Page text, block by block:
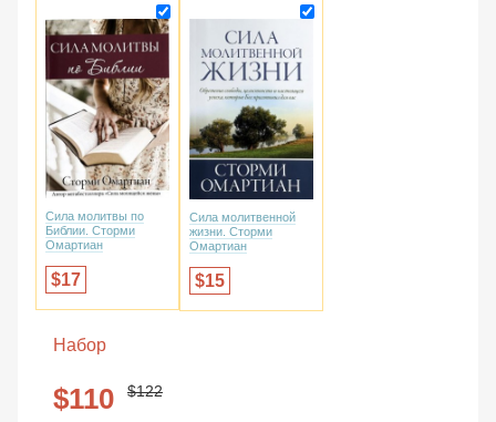
Сила молитвы по
Библии. Сторми
Омартиан
17
Сила молитвенной
жизни. Сторми
Омартиан
15
Набор
110 122